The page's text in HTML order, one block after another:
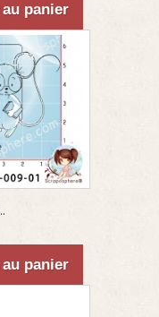
panier
panier